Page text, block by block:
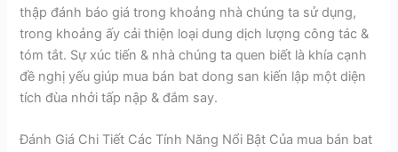
thập đánh báo giá trong khoảng nhà chúng ta sử dụng,
trong khoảng ấy cải thiện loại dung dịch lượng công tác &
tóm tắt. Sự xúc tiến & nhà chúng ta quen biết là khía cạnh
đề nghị yếu giúp mua bán bat dong san kiến lập một diện
tích đùa nhởi tấp nập & đắm say.
Đánh Giá Chi Tiết Các Tính Năng Nổi Bật Của mua bán bat